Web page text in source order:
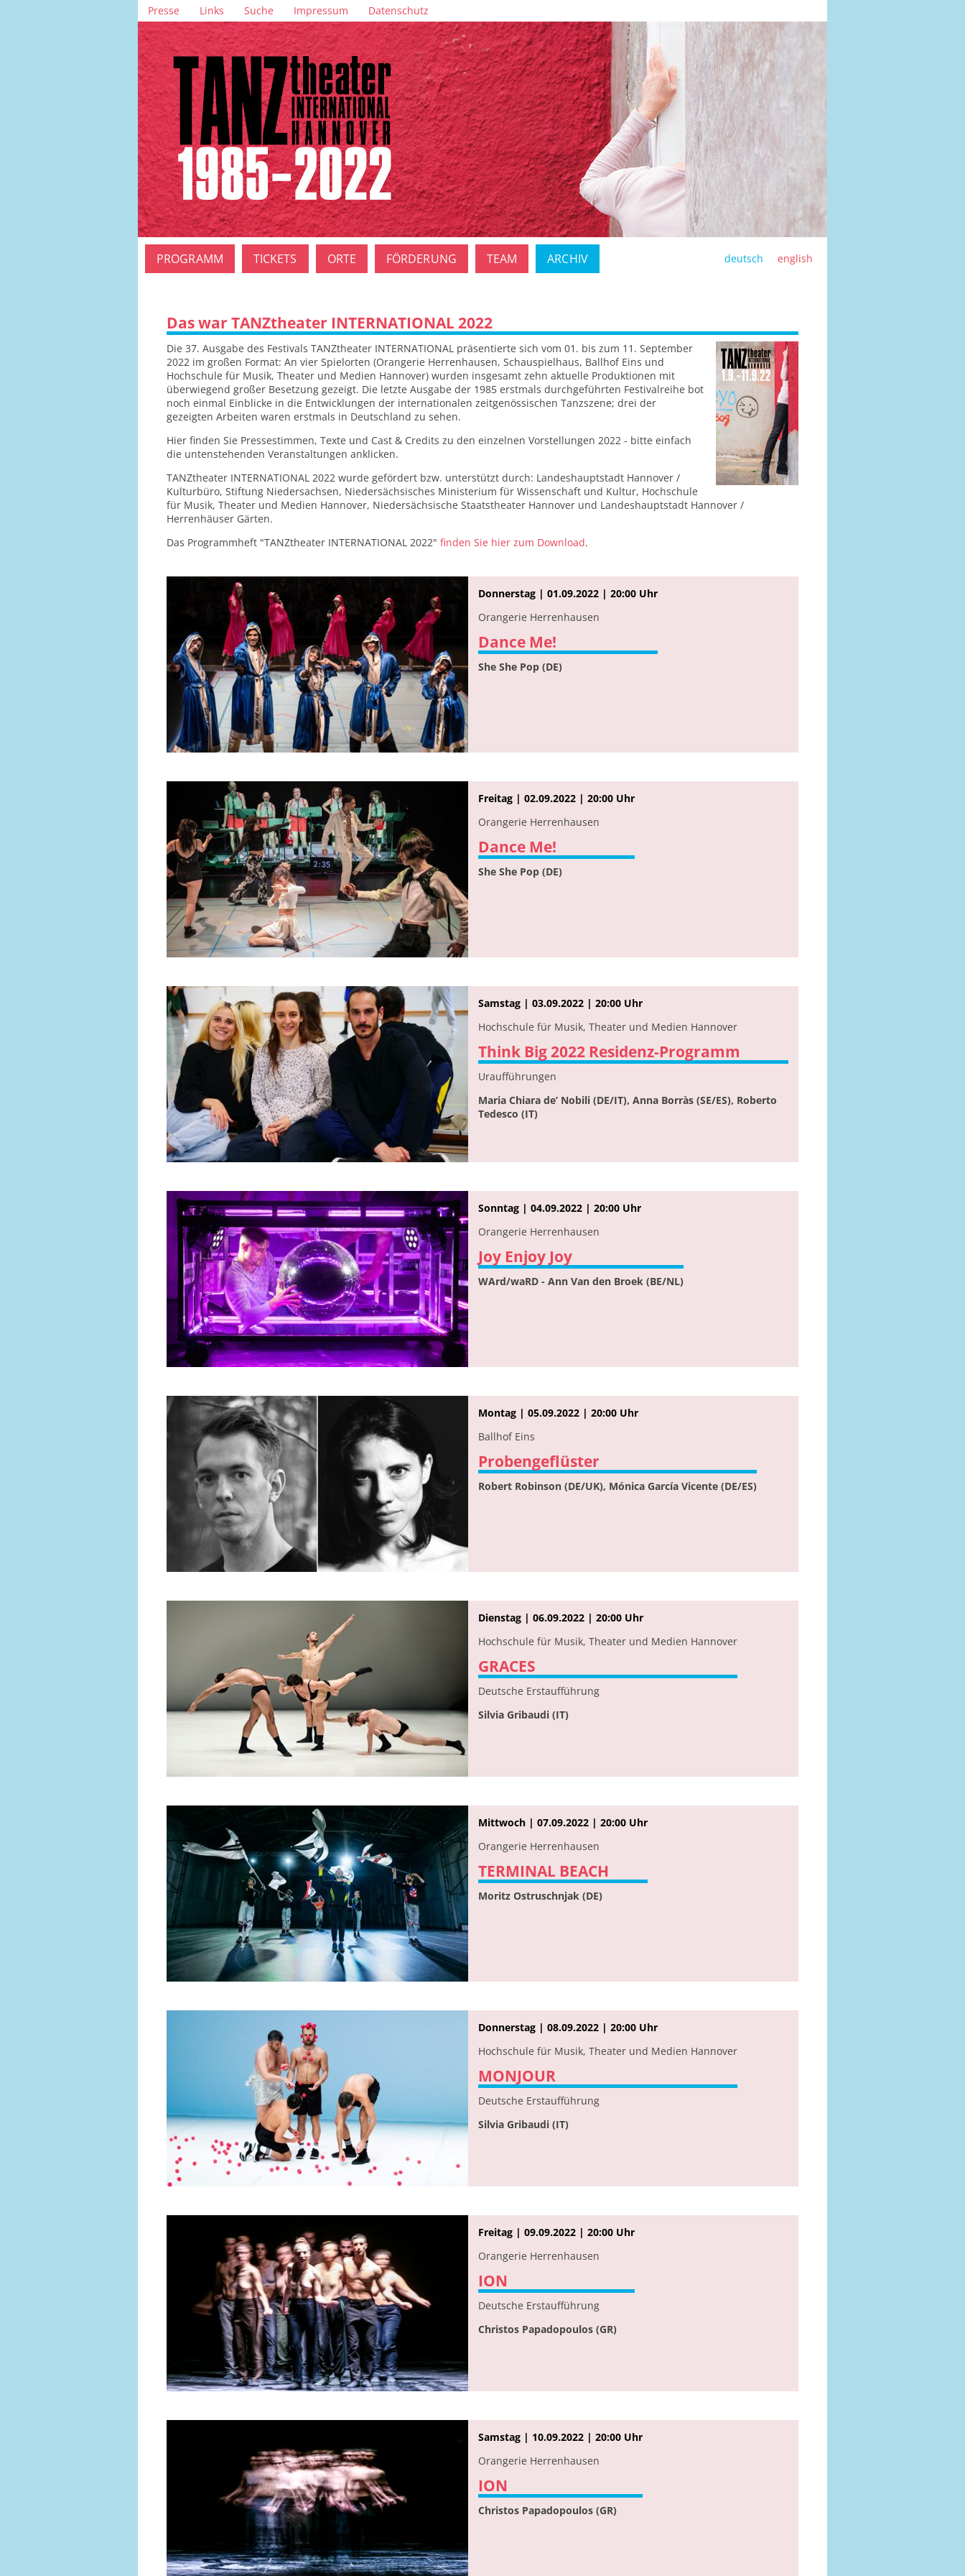
Navigation
überspringen
Presse Links Suche Impressum Datenschutz
deutsch english
Navigation
überspringen
PROGRAMM TICKETS ORTE FÖRDERUNG TEAM ARCHIV
Das war TANZtheater INTERNATIONAL 2022
Die 37. Ausgabe des Festivals TANZtheater INTERNATIONAL präsentierte sich vom 01. bis zum 11. September
2022 im großen Format: An vier Spielorten (Orangerie Herrenhausen, Schauspielhaus, Ballhof Eins und
Hochschule für Musik, Theater und Medien Hannover) wurden insgesamt zehn aktuelle Produktionen mit
überwiegend großer Besetzung gezeigt. Die letzte Ausgabe der 1985 erstmals durchgeführten Festivalreihe bot
noch einmal Einblicke in die Entwicklungen der internationalen zeitgenössischen Tanzszene; drei der
gezeigten Arbeiten waren erstmals in Deutschland zu sehen.
Hier finden Sie Pressestimmen, Texte und Cast & Credits zu den einzelnen Vorstellungen 2022 - bitte einfach
die untenstehenden Veranstaltungen anklicken.
TANZtheater INTERNATIONAL 2022 wurde gefördert bzw. unterstützt durch: Landeshauptstadt Hannover /
Kulturbüro, Stiftung Niedersachsen, Niedersächsisches Ministerium für Wissenschaft und Kultur, Hochschule
für Musik, Theater und Medien Hannover, Niedersächsische Staatstheater Hannover und Landeshauptstadt Hannover /
Herrenhäuser Gärten.
Das Programmheft "TANZtheater INTERNATIONAL 2022" finden Sie hier zum Download.
Donnerstag | 01.09.2022 | 20:00 Uhr
Orangerie Herrenhausen
Dance Me!
She She Pop (DE)
Freitag | 02.09.2022 | 20:00 Uhr
Orangerie Herrenhausen
Dance Me!
She She Pop (DE)
Samstag | 03.09.2022 | 20:00 Uhr
Hochschule für Musik, Theater und Medien Hannover
Think Big 2022 Residenz-Programm
Uraufführungen
Maria Chiara de’ Nobili (DE/IT), Anna Borràs (SE/ES), Roberto
Tedesco (IT)
Sonntag | 04.09.2022 | 20:00 Uhr
Orangerie Herrenhausen
Joy Enjoy Joy
WArd/waRD - Ann Van den Broek (BE/NL)
Montag | 05.09.2022 | 20:00 Uhr
Ballhof Eins
Probengeflüster
Robert Robinson (DE/UK), Mónica García Vicente (DE/ES)
Dienstag | 06.09.2022 | 20:00 Uhr
Hochschule für Musik, Theater und Medien Hannover
GRACES
Deutsche Erstaufführung
Silvia Gribaudi (IT)
Mittwoch | 07.09.2022 | 20:00 Uhr
Orangerie Herrenhausen
TERMINAL BEACH
Moritz Ostruschnjak (DE)
Donnerstag | 08.09.2022 | 20:00 Uhr
Hochschule für Musik, Theater und Medien Hannover
MONJOUR
Deutsche Erstaufführung
Silvia Gribaudi (IT)
Freitag | 09.09.2022 | 20:00 Uhr
Orangerie Herrenhausen
ION
Deutsche Erstaufführung
Christos Papadopoulos (GR)
Samstag | 10.09.2022 | 20:00 Uhr
Orangerie Herrenhausen
ION
Christos Papadopoulos (GR)